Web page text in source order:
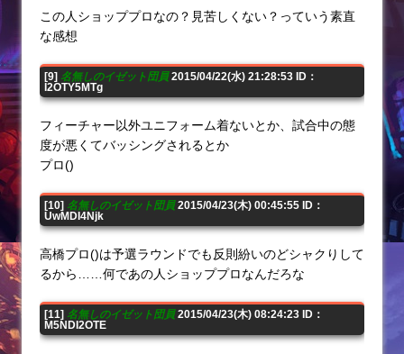
この人ショッププロなの？見苦しくない？っていう素直
な感想
[9] 名無しのイゼット団員2015/04/22(水) 21:28:53 ID：
I2OTY5MTg
フィーチャー以外ユニフォーム着ないとか、試合中の態
度が悪くてバッシングされるとか
プロ()
[10] 名無しのイゼット団員2015/04/23(木) 00:45:55 ID：
UwMDI4Njk
高橋プロ()は予選ラウンドでも反則紛いのどシャクりして
るから……何であの人ショッププロなんだろな
[11] 名無しのイゼット団員2015/04/23(木) 08:24:23 ID：
M5NDI2OTE